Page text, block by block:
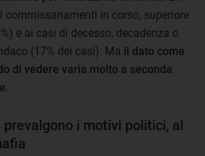
commissariamenti in corso, superiore
e ai casi di decesso, decadenza o
(17% dei casi). Ma il dato come
di vedere varia molto a seconda
.
prevalgono i motivi politici, al